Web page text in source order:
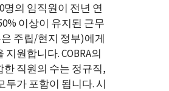
명의 임직원이 전년 연
이상이 유지된 근무
주립/현지 정부)에게
원합니다. COBRA의
직원의 수는 정규직,
두가 포함이 됩니다. 시